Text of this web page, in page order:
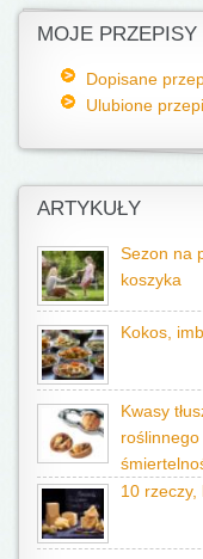
MOJE PRZEPISY
Dopisane
Ulubione
ARTYKUŁY
Sezon na
koszyka
Kokos,
Kwasy
10 rzeczy,